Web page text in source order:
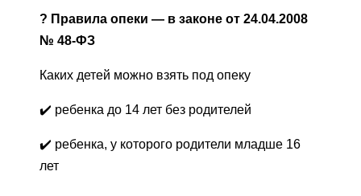
? Правила опеки — в законе от 24.04.2008
№ 48-ФЗ
Каких детей можно взять под опеку
✔️ ребенка до 14 лет без родителей
✔️ ребенка, у которого родители младше 16
лет